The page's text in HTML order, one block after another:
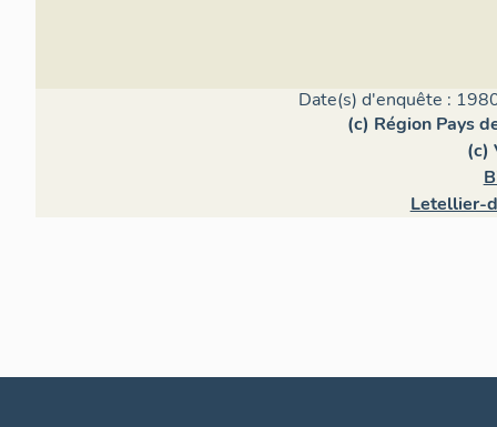
Date(s) d'enquête :
(c) Région Pays
(c)
Letellier-